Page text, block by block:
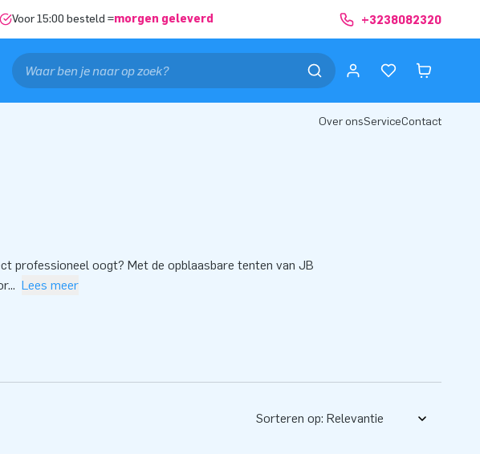
Voor 15:00 besteld =morgen geleverd +3238082320
Over onsServiceContact
professioneel oogt? Met de opblaasbare tenten van JB
... Lees meer
Sorteren op: